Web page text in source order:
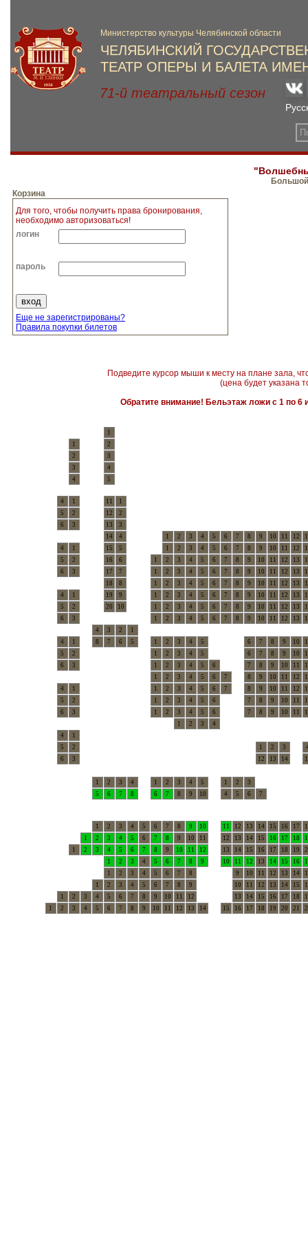
Корзина
Для того, чтобы получить права бронирования,
необходимо авторизоваться!
логин
пароль
Еще не зарегистрированы?
Правила покупки билетов
Подведите курсор мыши к месту на плане зала,
(цена будет указана
Обратите внимание! Бельэтаж ложи с 1 по 6
1
1
2
2
3
3
4
4
5
4 1 11
1
5
2 12
2
6
3 13
3
14
4 1 2 3 4 5 6 7 8 9 10 11 12
4
1 15 5 1 2 3 4 5 6 7 8 9 10 11 12
5
2 16 6 1 2 3 4 5 6 7 8 9 10 11 12 13
6
3 17 7 1 2 3 4 5 6 7 8 9 10 11 12 13
18
8 1 2 3 4 5 6 7 8 9 10 11 12 13
4
1 19 9 1 2 3 4 5 6 7 8 9 10 11 12 13
5
2 20 10 1 2 3 4 5 6 7 8 9 10 11 12 13
6
3 1 2 3 4 5 6 7 8 9 10 11 12 13
4
3 2
1
4
1 8 7 6 5 1 2 3 4 5 6 7 8 9 10
5
2 1 2 3 4 5 6 7 8 9 10
6
3 1 2 3 4 5 6 7 8 9 10 11
1
2 3 4 5 6 7 8 9 10 11 12
4
1 1 2 3 4 5 6 7 8 9 10 11 12
5
2 1 2 3 4 5 6 7 8 9 10 11
6
3 1 2 3 4 5 6 7 8 9 10 11
1
2 3
4
4
1
5
2 1 2 3
6
3 12 13 14
1 2 3 4 1 2 3 4 5 1 2
3
5
6 7 8 6 7 8 9 10 4 5 6 7
1 2 3 4 5 6 7 8 9 10 11 12 13 14 15 16 17
1
2 3 4 5 6 7 8 9 10 11 12 13 14 15 16 17 18
1
2 3 4 5 6 7 8 9 10 11 12 13 14 15 16 17 18 19
1
2 3 4 5 6 7 8 9 10 11 12 13 14 15 16
1
2 3 4 5 6 7 8 9 10 11 12 13 14
1
2 3 4 5 6 7 8 9 10 11 12 13 14 15
1
2 3 4 5 6 7 8 9 10 11 12 13 14 15 16 17 18
1
2 3 4 5 6 7 8 9 10 11 12 13 14 15 16 17 18 19 20 21